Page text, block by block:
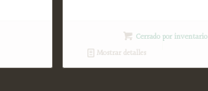
Cerrado por inventario
Mostrar detalles